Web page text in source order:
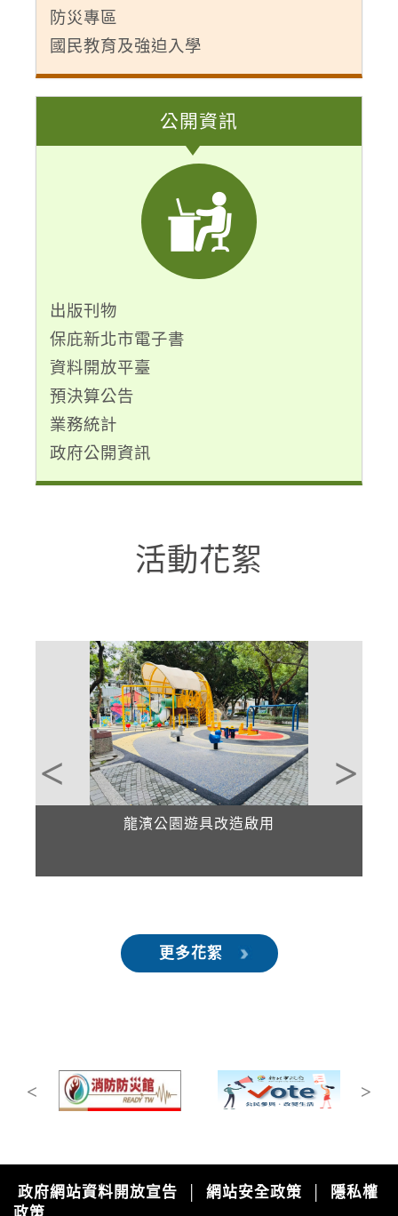
防災專區
國民教育及強迫入學
公開資訊
出版刊物
保庇新北市電子書
資料開放平臺
預決算公告
業務統計
政府公開資訊
活動花絮
龍濱公園遊具改造啟用
更多花絮
Previous Next
政府網站資料開放宣告 網站安全政策
隱私權